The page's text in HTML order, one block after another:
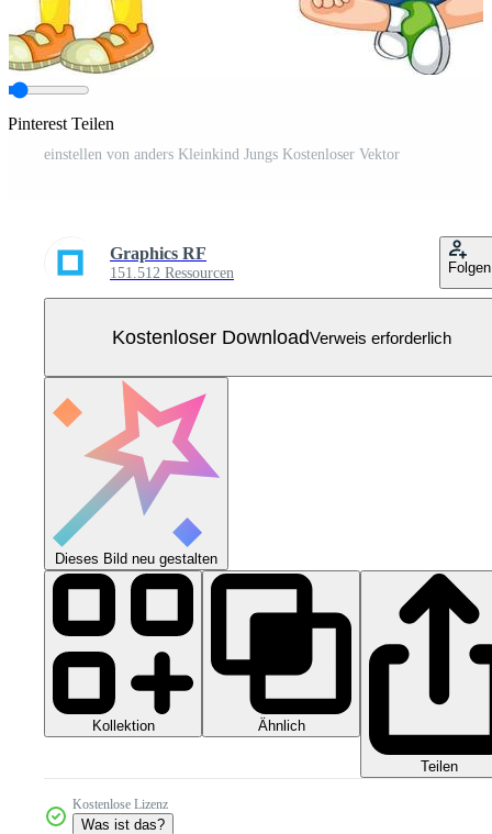
Pinterest Teilen
einstellen von anders Kleinkind Jungs Kostenloser Vektor
Graphics RF
151.512 Ressourcen Folgen
Kostenloser DownloadVerweis erforderlich
Dieses Bild neu gestalten
Kollektion Ähnlich
Teilen
Kostenlose Lizenz
Was ist das?